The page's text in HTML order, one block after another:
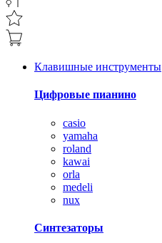
Клавишные инструменты
Цифровые пианино
casio
yamaha
roland
kawai
orla
medeli
nux
Синтезаторы